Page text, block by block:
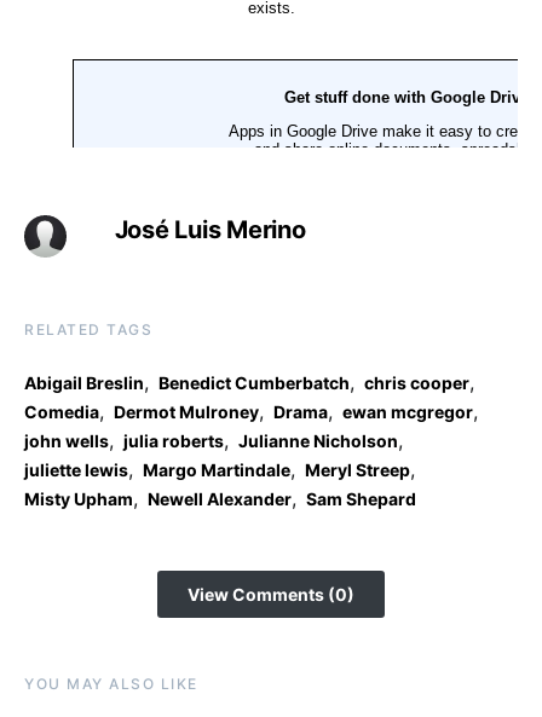
José Luis Merino
RELATED TAGS
Abigail Breslin, Benedict Cumberbatch, chris cooper,
Comedia, Dermot Mulroney, Drama, ewan mcgregor,
john wells, julia roberts, Julianne Nicholson,
juliette lewis, Margo Martindale, Meryl Streep,
Misty Upham, Newell Alexander, Sam Shepard
View Comments (0)
YOU MAY ALSO LIKE